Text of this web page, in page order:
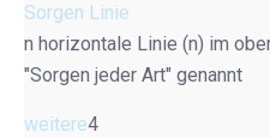
Sorgen Linie
n horizontale Linie (n) im
"Sorgen jeder Art" genannt
weitere4